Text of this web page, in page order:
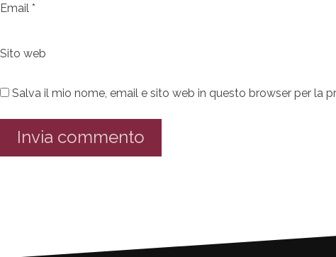
Email *
Sito web
Salva il mio nome, email e sito web in questo browser per la